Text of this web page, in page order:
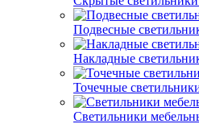
Подвесные
Накладные
Точечные
Светильники